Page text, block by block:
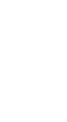
Por edades,
prostitución
7% y de 46 a
En cuanto a
tienen datos
cabeza con